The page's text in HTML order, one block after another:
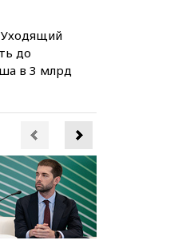
по трассе
восстановлено
НПЗ на Кубани
падения
сообщил о
на
до
в 3 млрд